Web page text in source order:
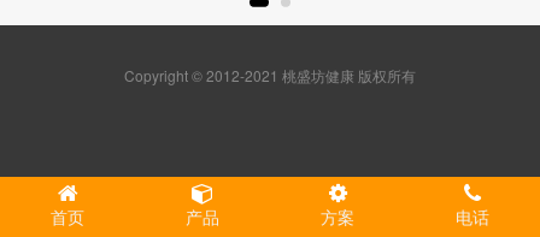
Copyright © 2012-2021 桃盛坊健康 版权所有
首页 产品 方案 电话